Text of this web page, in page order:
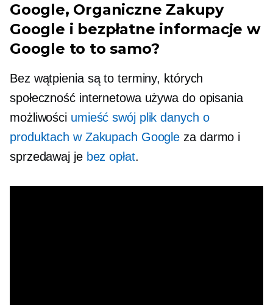
Google, Organiczne Zakupy
Google i bezpłatne informacje w
Google to to samo?
Bez wątpienia są to terminy, których
społeczność internetowa używa do opisania
możliwości umieść swój plik danych o
produktach w Zakupach Google za darmo i
sprzedawaj je bez opłat.